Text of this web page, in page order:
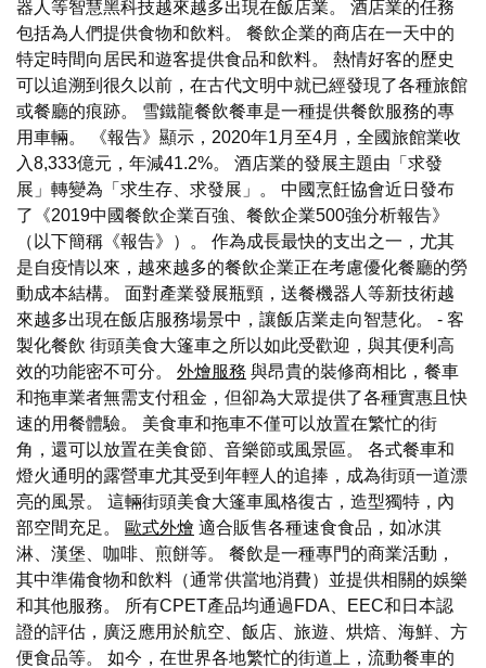
器人等智慧黑科技越來越多出現在飯店業。 酒店業的任務
包括為人們提供食物和飲料。 餐飲企業的商店在一天中的
特定時間向居民和遊客提供食品和飲料。 熱情好客的歷史
可以追溯到很久以前，在古代文明中就已經發現了各種旅館
或餐廳的痕跡。 雪鐵龍餐飲餐車是一種提供餐飲服務的專
用車輛。 《報告》顯示，2020年1月至4月，全國旅館業收
入8,333億元，年減41.2%。 酒店業的發展主題由「求發
展」轉變為「求生存、求發展」。 中國烹飪協會近日發布
了《2019中國餐飲企業百強、餐飲企業500強分析報告》
（以下簡稱《報告》）。 作為成長最快的支出之一，尤其
是自疫情以來，越來越多的餐飲企業正在考慮優化餐廳的勞
動成本結構。 面對產業發展瓶頸，送餐機器人等新技術越
來越多出現在飯店服務場景中，讓飯店業走向智慧化。 - 客
製化餐飲 街頭美食大篷車之所以如此受歡迎，與其便利高
效的功能密不可分。 外燴服務 與昂貴的裝修商相比，餐車
和拖車業者無需支付租金，但卻為大眾提供了各種實惠且快
速的用餐體驗。 美食車和拖車不僅可以放置在繁忙的街
角，還可以放置在美食節、音樂節或風景區。 各式餐車和
燈火通明的露營車尤其受到年輕人的追捧，成為街頭一道漂
亮的風景。 這輛街頭美食大篷車風格復古，造型獨特，內
部空間充足。
歐式外燴 適合販售各種速食食品，如冰淇
淋、漢堡、咖啡、煎餅等。 餐飲是一種專門的商業活動，
其中準備食物和飲料（通常供當地消費）並提供相關的娛樂
和其他服務。 所有CPET產品均通過FDA、EEC和日本認
證的評估，廣泛應用於航空、飯店、旅遊、烘焙、海鮮、方
便食品等。 如今，在世界各地繁忙的街道上，流動餐車的